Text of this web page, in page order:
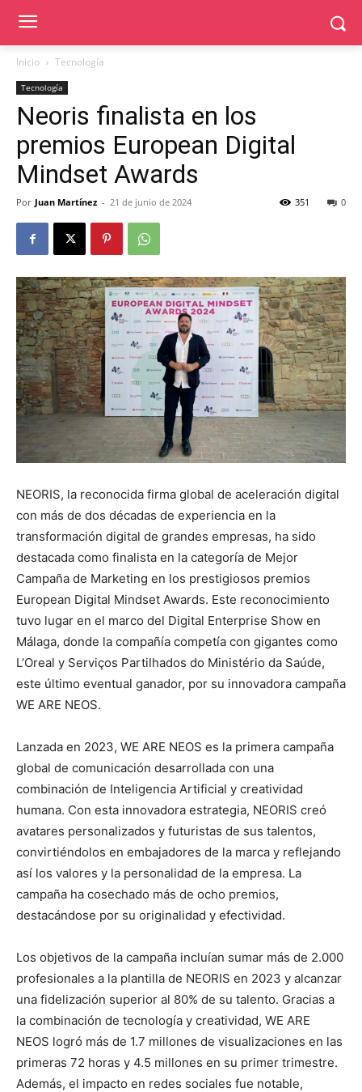
Inicio Tecnología
Tecnología
Neoris finalista en los
premios European Digital
Mindset Awards
Por Juan Martínez - 21 de junio de 2024 0
351
NEORIS, la reconocida firma global de aceleración digital
con más de dos décadas de experiencia en la
transformación digital de grandes empresas, ha sido
destacada como finalista en la categoría de Mejor
Campaña de Marketing en los prestigiosos premios
European Digital Mindset Awards. Este reconocimiento
tuvo lugar en el marco del Digital Enterprise Show en
Málaga, donde la compañía competía con gigantes como
L’Oreal y Serviços Partilhados do Ministério da Saúde,
este último eventual ganador, por su innovadora campaña
WE ARE NEOS.
Lanzada en 2023, WE ARE NEOS es la primera campaña
global de comunicación desarrollada con una
combinación de Inteligencia Artificial y creatividad
humana. Con esta innovadora estrategia, NEORIS creó
avatares personalizados y futuristas de sus talentos,
convirtiéndolos en embajadores de la marca y reflejando
así los valores y la personalidad de la empresa. La
campaña ha cosechado más de ocho premios,
destacándose por su originalidad y efectividad.
Los objetivos de la campaña incluían sumar más de 2.000
profesionales a la plantilla de NEORIS en 2023 y alcanzar
una fidelización superior al 80% de su talento. Gracias a
la combinación de tecnología y creatividad, WE ARE
NEOS logró más de 1.7 millones de visualizaciones en las
primeras 72 horas y 4.5 millones en su primer trimestre.
Además, el impacto en redes sociales fue notable,